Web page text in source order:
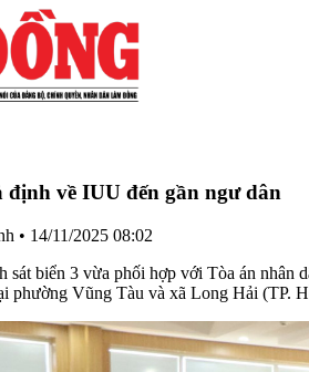
về IUU đến gần ngư dân
• 14/11/2025 08:02
biển 3 vừa phối hợp với Tòa án nhân
phường Vũng Tàu và xã Long Hải (TP.